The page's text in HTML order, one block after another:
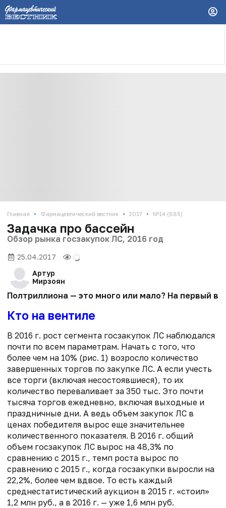
Главная • Фармацевтический вестник • 2017 • №14 (885)
Задачка про бассейн
Обзор рынка госзакупок ЛС, 2016 год
25.04.2017
Артур
Мирзоян
Полтриллиона — это много или мало? На первый
Кто на вентиле
В 2016 г. рост сегмента госзакупок ЛС наблюдался
почти по всем параметрам. Начать с того, что
более чем на 10% (рис. 1) возросло количество
завершенных торгов по закупке ЛС. А если учесть
все торги (включая несостоявшиеся), то их
количество переваливает за 350 тыс. Это почти
тысяча торгов ежедневно, включая выходные и
праздничные дни. А ведь объем закупок ЛС в
ценах победителя вырос еще значительнее
количественного показателя. В 2016 г. общий
объем госзакупок ЛС вырос на 48,3% по
сравнению с 2015 г., темп роста вырос по
сравнению с 2015 г., когда госзакупки выросли на
22,2%, более чем вдвое. То есть каждый
среднестатистический аукцион в 2015 г. «стоил»
1,2 млн руб., а в 2016 г. — уже 1,6 млн руб.